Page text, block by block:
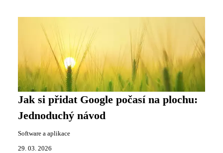
Jak si přidat Google počasí na plochu:
Jednoduchý návod
Software a aplikace
29. 03. 2026